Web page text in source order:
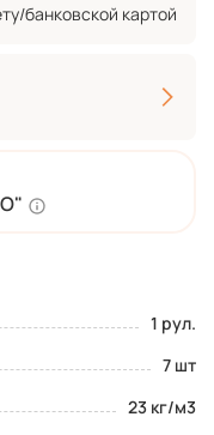
1 рул.
7 шт
23 кг/м3
банковской картой